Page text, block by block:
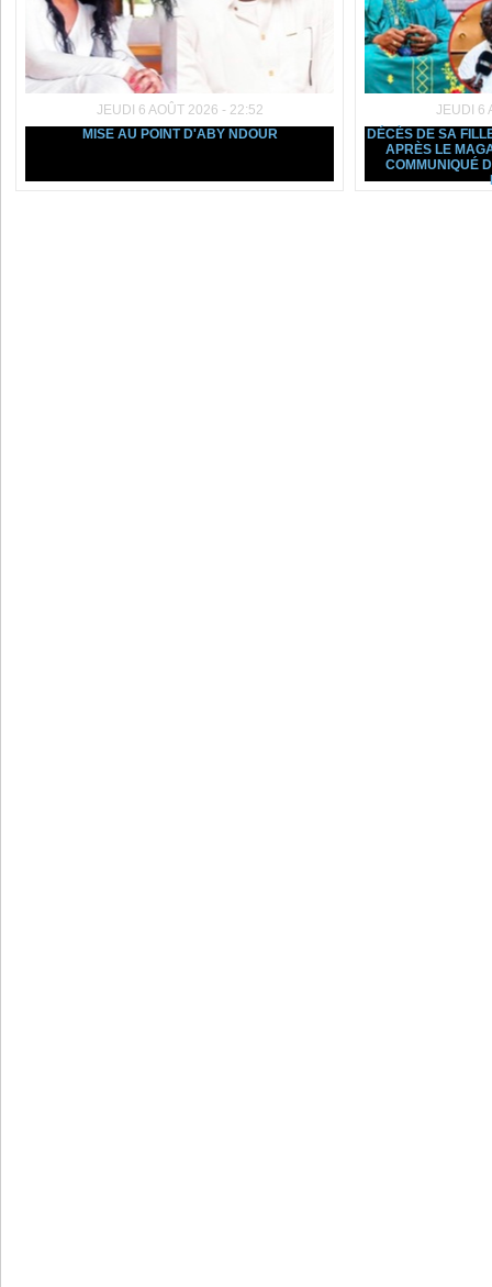
JEUDI 6 AOÛT 2026 - 22:52
MISE AU POINT D'ABY NDOUR
JEUDI 6
DÉCÈS DE SA
APRÈS LE
COMMUNIQUÉ